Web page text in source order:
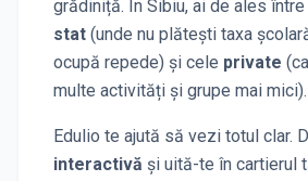
grădiniță. În Sibiu, ai de ales între
stat (unde nu plătești taxa
ocupă repede) și cele private
multe activități și grupe mai mici).
Edulio te ajută să vezi totul clar.
interactivă și uită-te în cartierul